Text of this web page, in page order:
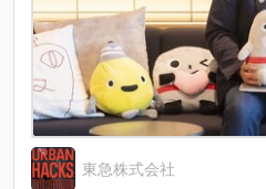
東急株式会社